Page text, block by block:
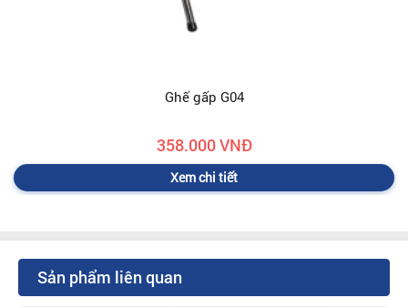
Ghế gấp G04
358.000 VNĐ
Xem chi tiết
Sản phẩm liên quan